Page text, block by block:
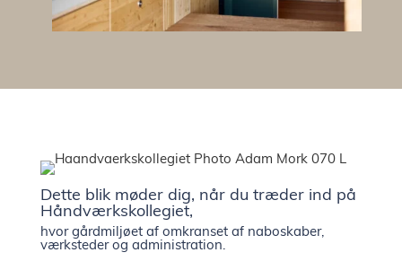
Presse
Dette blik møder dig, når du træder ind på
Håndværkskollegiet,
hvor gårdmiljøet af omkranset af naboskaber,
værksteder og administration.